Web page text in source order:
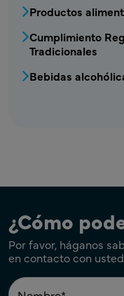
Productos
Cumplimiento
Tradicionales
Bebidas
¿Cómo
Por favor, háganos
en contacto con